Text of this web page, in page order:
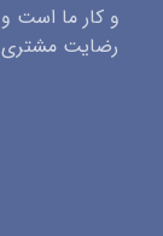
و کار ما است
رضایت مشتری